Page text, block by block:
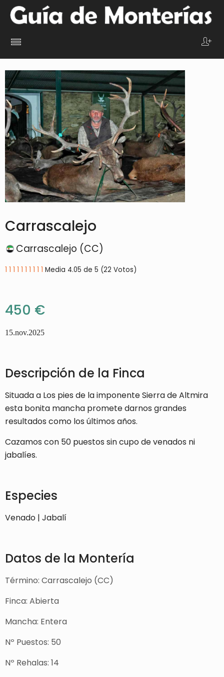
Carrascalejo
Carrascalejo (CC)
1 1 1 1 1 1 1 1 1 1 Media 4.05 de 5 (22 Votos)
450 €
15.nov.2025
Descripción de la Finca
Situada a Los pies de la imponente Sierra de Altmira
esta bonita mancha promete darnos grandes
resultados como los últimos años.
Cazamos con 50 puestos sin cupo de venados ni
jabalíes.
Especies
Venado | Jabalí
Datos de la Montería
Término: Carrascalejo (CC)
Finca: Abierta
Mancha: Entera
Nº Puestos: 50
Nº Rehalas: 14